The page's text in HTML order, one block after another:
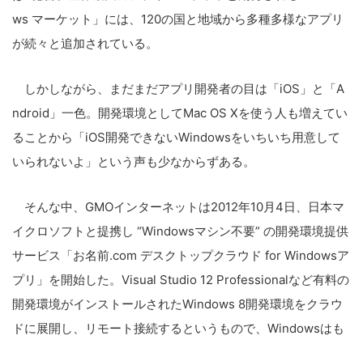
ws マーケット」には、120の国と地域から多種多様なアプリ
が続々と追加されている。
しかしながら、まだまだアプリ開発者の目は「iOS」と「A
ndroid」一色。開発環境としてMac OS Xを使う人も増えてい
ることから「iOS開発できないWindowsをいちいち用意して
いられないよ」という声も少なからずある。
そんな中、GMOインターネットは2012年10月4日、日本マ
イクロソフトと提携し “Windowsマシン不要” の開発環境提供
サービス「お名前.com デスクトップクラウド for Windowsア
プリ」を開始した。Visual Studio 12 Professionalなど有料の
開発環境がインストールされたWindows 8開発環境をクラウ
ドに展開し、リモート接続するというもので、Windowsはも